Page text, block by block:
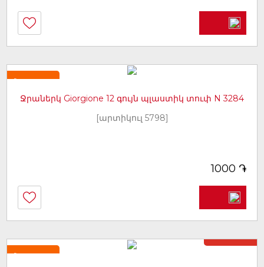
Նորույթ
Ջրաներկ Giorgione 12 գույն պլաստիկ տուփ N 3284
[արտիկուլ 5798]
1000 ֏
Նորույթ